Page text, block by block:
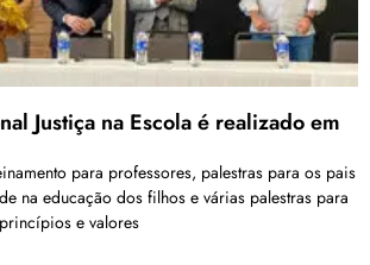
Justiça na Escola é realizado em
para professores, palestras para os pais
na educação dos filhos e várias palestras para
e valores